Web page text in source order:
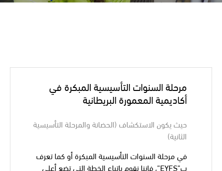
مرحلة السنوات التأسيسية المبكرة في
أكاديمية المعمورة البريطانية
حيث يكون الاستكشاف (الحضانة والمرحلة التأسيسية
الثانية)
في مرحلة السنوات التأسيسية المبكرة أو كما تعرف
ب”EYFS”، فإننا نقوم باتباع الخطة التي تضع أعلى